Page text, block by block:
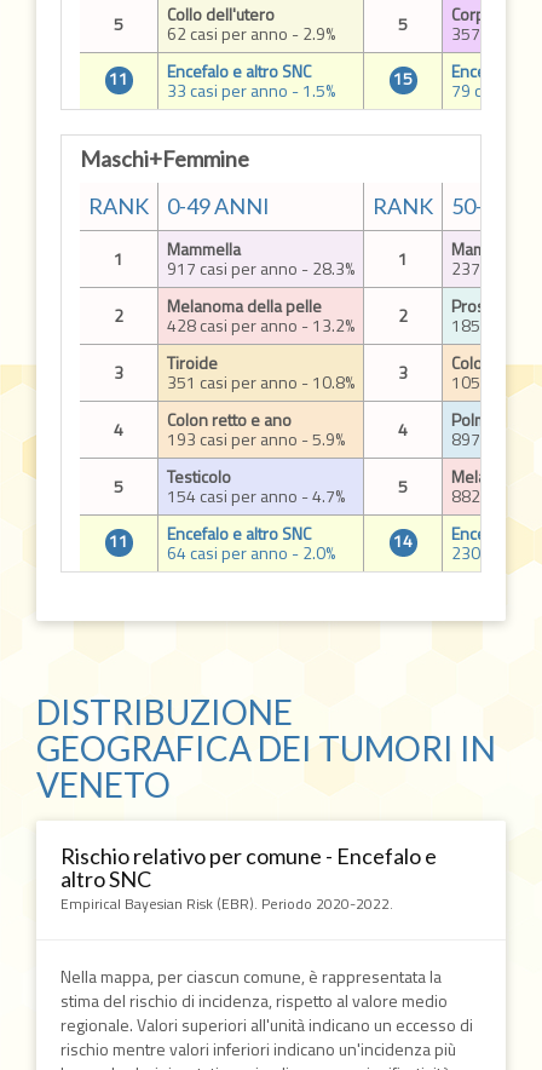
5
Collo dell'utero
62 casi per anno - 2.9% 5 Corpo
357 casi
11
Encefalo e altro SNC
33 casi per anno - 1.5% 15 Encefalo e
79 casi per
Maschi+Femmine
RANK
0-49 ANNI RANK 50-69
1 Mammella
917 casi per anno - 28.3% 1 Mammella
2378 casi
2
Melanoma della pelle
428 casi per anno - 13.2% 2 Prostata
1858 casi
3
Tiroide
351 casi per anno - 10.8% 3 Colon retto
1052 casi
4
Colon retto e ano
193 casi per anno - 5.9% 4 Polmone
897 casi
5
Testicolo
154 casi per anno - 4.7% 5 Melanoma
882 casi
11
Encefalo e altro SNC
64 casi per anno - 2.0% 14 Encefalo e
230 casi
DISTRIBUZIONE
GEOGRAFICA DEI TUMORI IN
VENETO
Rischio relativo per comune - Encefalo e
altro SNC
Empirical Bayesian Risk (EBR). Periodo 2020-2022.
Nella mappa, per ciascun comune, è rappresentata la
stima del rischio di incidenza, rispetto al valore medio
regionale. Valori superiori all'unità indicano un eccesso di
rischio mentre valori inferiori indicano un'incidenza più